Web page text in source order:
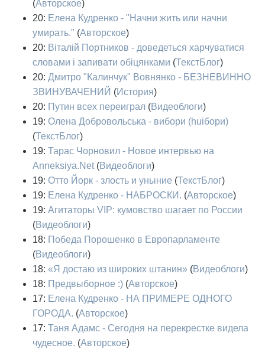
(Авторское)
20: Елена Кудренко - "Начни жить или начни
умирать." (Авторское)
20: Віталій Портников - доведеться харчуватися
словами і запивати обіцянками (ТекстБлог)
20: Дмитро "Калинчук" Вовнянко - БЕЗНЕВИННО
ЗВИНУВАЧЕНИЙ (История)
20: Путин всех переиграл (Видеоблоги)
19: Олена Добровольська - вибори (huiбори)
(ТекстБлог)
19: Тарас Чорновил - Новое интервью на
Anneksiya.Net (Видеоблоги)
19: Отто Йорк - злость и уныние (ТекстБлог)
19: Елена Кудренко - НАБРОСКИ. (Авторское)
19: Агитаторы VIP: кумовство шагает по России
(Видеоблоги)
18: Победа Порошенко в Европарламенте
(Видеоблоги)
18: «Я достаю из широких штанин» (Видеоблоги)
18: Предвыборное :) (Авторское)
17: Елена Кудренко - НА ПРИМЕРЕ ОДНОГО
ГОРОДА. (Авторское)
17: Таня Адамс - Сегодня на перекрестке видела
чудесное. (Авторское)